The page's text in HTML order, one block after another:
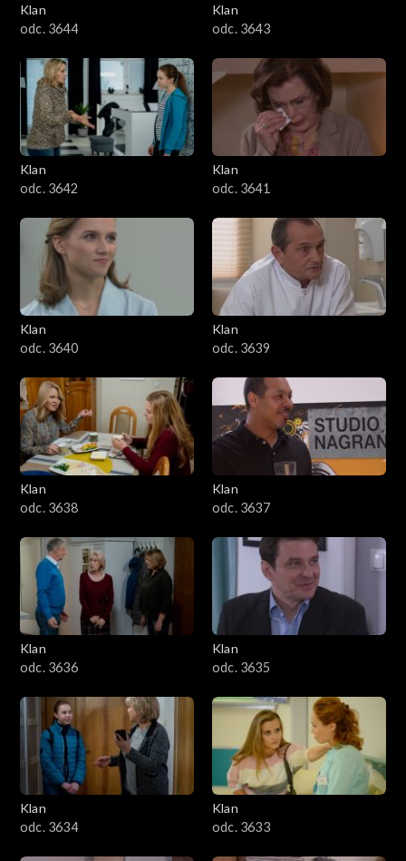
Klan
odc. 3644
Klan
odc. 3643
Klan
odc. 3642
Klan
odc. 3641
Klan
odc. 3640
Klan
odc. 3639
Klan
odc. 3638
Klan
odc. 3637
Klan
odc. 3636
Klan
odc. 3635
Klan
odc. 3634
Klan
odc. 3633